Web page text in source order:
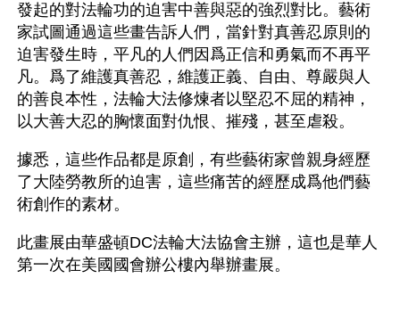
發起的對法輪功的迫害中善與惡的強烈對比。藝術
家試圖通過這些畫告訴人們，當針對真善忍原則的
迫害發生時，平凡的人們因爲正信和勇氣而不再平
凡。爲了維護真善忍，維護正義、自由、尊嚴與人
的善良本性，法輪大法修煉者以堅忍不屈的精神，
以大善大忍的胸懷面對仇恨、摧殘，甚至虐殺。
據悉，這些作品都是原創，有些藝術家曾親身經歷
了大陸勞教所的迫害，這些痛苦的經歷成爲他們藝
術創作的素材。
此畫展由華盛頓DC法輪大法協會主辦，這也是華人
第一次在美國國會辦公樓內舉辦畫展。